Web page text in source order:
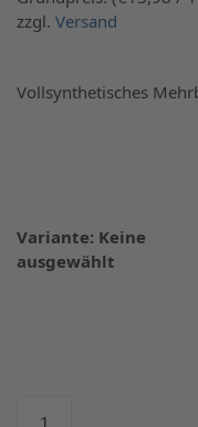
zzgl. Versand
Vollsynthetisches
Variante: Keine
ausgewählt